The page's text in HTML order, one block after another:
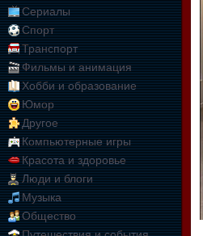
Сериалы
Спорт
Транспорт
Фильмы и анимация
Хобби и образование
Юмор
Другое
Компьютерные игры
Красота и здоровье
Люди и блоги
Музыка
Общество